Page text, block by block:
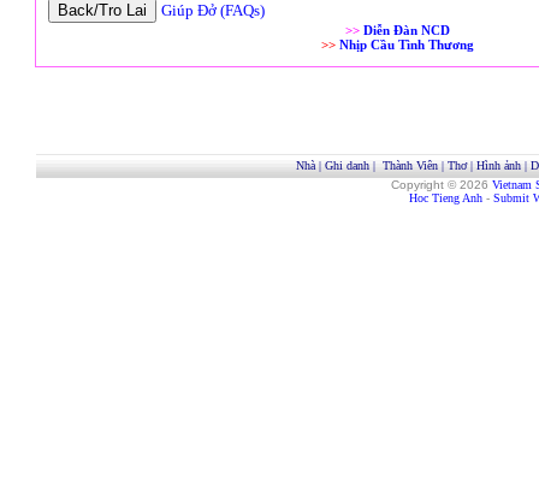
Giúp Đở (FAQs)
>> Diễn Đàn NCD
>> Nhịp Cầu Tình Thương
Nhà| Ghi danh| Thành Viên| Thơ| Hình ảnh|
Copyright © 2026 Vietnam
Hoc Tieng Anh - Submit